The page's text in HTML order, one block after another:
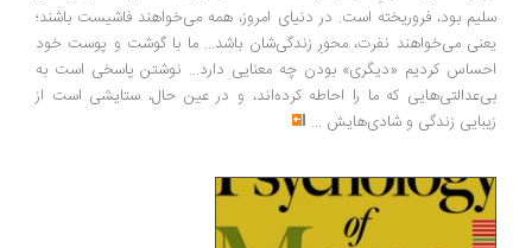
بود، فروریخته است. در دنیای امروز، همه می‌خواهند فاشیست باشند؛
می‌خواهند نفرت، محورِ زندگی‌شان باشد... ما با گوشت و پوست خود
کردیم «دیگری» بودن چه معنایی دارد... نوشتن پاسخی است به
که ما را احاطه کرده‌اند، و در عین حال، ستایشی است از
زندگی و شادی‌هایش...